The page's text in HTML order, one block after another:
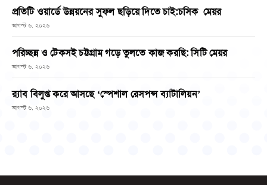
প্রতিটি ওয়ার্ডে উন্নয়নের সুফল ছড়িয়ে দিতে চাই:চসিক মেয়র
আগস্ট ৬, ২০২৬
পরিচ্ছন্ন ও টেকসই চট্টগ্রাম গড়ে তুলতে কাজ করছি: সিটি মেয়র
আগস্ট ৬, ২০২৬
র‌্যাব বিলুপ্ত করে আসছে ‘স্পেশাল রেসপন্স ব্যাটালিয়ন’
আগস্ট ৬, ২০২৬